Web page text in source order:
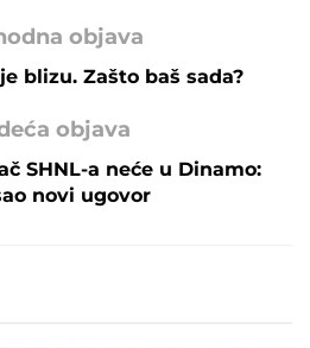
objava
blizu. Zašto baš sada?
objava
SHNL-a neće u Dinamo:
novi ugovor